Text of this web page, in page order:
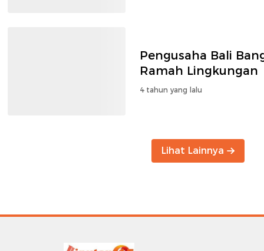
Pengusaha Bali
Ramah Lingkungan
4 tahun yang lalu
Lihat Lainnya